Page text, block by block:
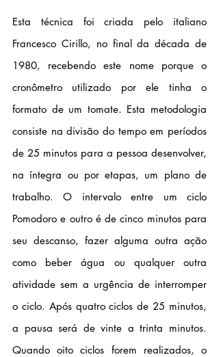
Esta técnica foi criada pelo italiano
Francesco Cirillo, no final da década de
1980, recebendo este nome porque o
cronômetro utilizado por ele tinha o
formato de um tomate. Esta metodologia
consiste na divisão do tempo em períodos
de 25 minutos para a pessoa desenvolver,
na íntegra ou por etapas, um plano de
trabalho. O intervalo entre um ciclo
Pomodoro e outro é de cinco minutos para
seu descanso, fazer alguma outra ação
como beber água ou qualquer outra
atividade sem a urgência de interromper
o ciclo. Após quatro ciclos de 25 minutos,
a pausa será de vinte a trinta minutos.
Quando oito ciclos forem realizados, o